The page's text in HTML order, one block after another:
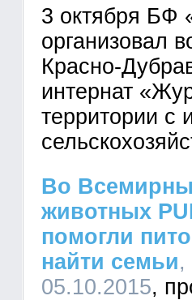
3 октября БФ
организовал
Красно-
интернат
территории с
Во
животных
помогли
найти семьи,
05.10.2015